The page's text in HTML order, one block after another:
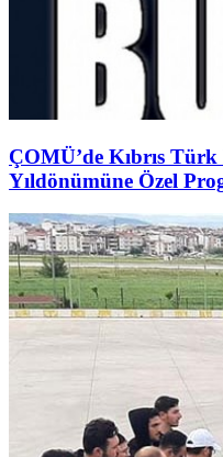
ÇOMÜ’de Kıbrıs
Yıldönümüne Özel